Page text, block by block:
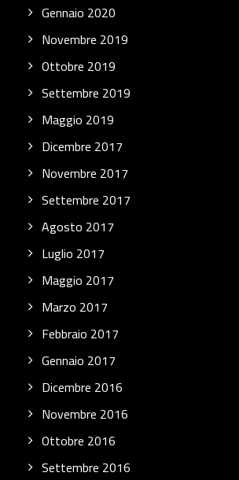
Gennaio 2020
Novembre 2019
Ottobre 2019
Settembre 2019
Maggio 2019
Dicembre 2017
Novembre 2017
Settembre 2017
Agosto 2017
Luglio 2017
Maggio 2017
Marzo 2017
Febbraio 2017
Gennaio 2017
Dicembre 2016
Novembre 2016
Ottobre 2016
Settembre 2016